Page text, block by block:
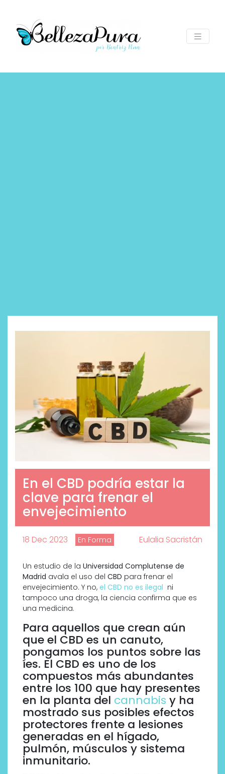
En el CBD podría estar la
clave para frenar el
envejecimiento
18 Dec 2023 En Forma Eulalia Sacristán
Un estudio de la Universidad Complutense de
Madrid avala el uso del CBD para frenar el
envejecimiento. Y no, el CBD no es ilegal ni
tampoco una droga, la ciencia confirma que es
una medicina.
Para aquellos que crean aún
que el CBD es un canuto,
pongamos los puntos sobre las
íes. El CBD es uno de los
compuestos más abundantes
entre los 100 que hay presentes
en la planta del cannabis y ha
mostrado sus posibles efectos
protectores frente a lesiones
generadas en el hígado,
pulmón, músculos y sistema
inmunitario.